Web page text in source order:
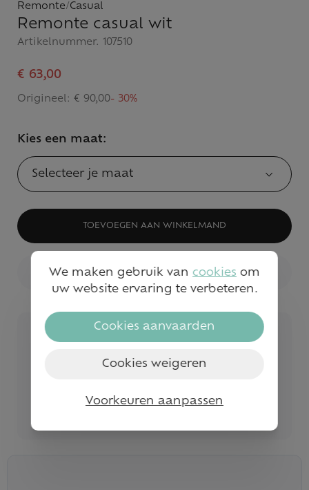
Remonte/Casual
Remonte casual wit
Artikelnummer. 107510
€ 63,00
Origineel: € 90,00- 30%
Kies een maat:
Selecteer je maat
TOEVOEGEN AAN WINKELMAND
BEKIJK WINKELVOORRAAD
Veilig betalen
Snelle service en levering
Bezoek onze fysieke winkels
We maken gebruik van cookies om
uw website ervaring te verbeteren.
Cookies aanvaarden
Cookies weigeren
Voorkeuren aanpassen